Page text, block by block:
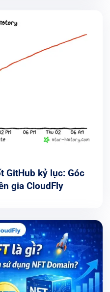
GitHub kỷ lục: Góc
gia CloudFly